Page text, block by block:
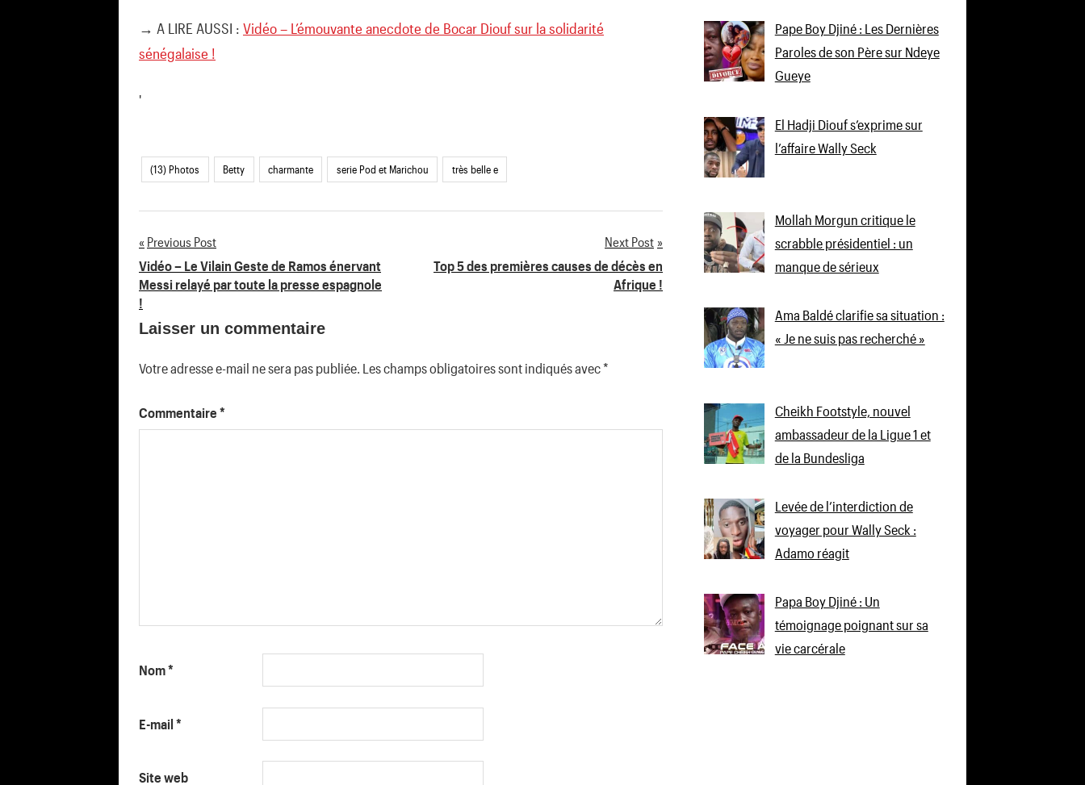
→ A LIRE AUSSI : Vidéo – L’émouvante anecdote de Bocar Diouf sur la solidarité
sénégalaise !
'
(13) Photos Betty charmante serie Pod et Marichou très belle e
Navigation
de
l’article
Previous Post
Vidéo – Le Vilain Geste de Ramos énervant
Messi relayé par toute la presse espagnole
!
Next Post
Top 5 des premières causes de décès en
Afrique !
Laisser un commentaire
Votre adresse e-mail ne sera pas publiée. Les champs obligatoires sont indiqués avec*
Commentaire *
Nom*
E-mail *
Site web
Pape Boy Djiné : Les Dernières
Paroles de son Père sur Ndeye
Gueye
El Hadji Diouf s’exprime sur
l’affaire Wally Seck
Mollah Morgun critique le
scrabble présidentiel : un
manque de sérieux
Ama Baldé clarifie sa situation :
« Je ne suis pas recherché »
Cheikh Footstyle, nouvel
ambassadeur de la Ligue 1 et
de la Bundesliga
Levée de l’interdiction de
voyager pour Wally Seck :
Adamo réagit
Papa Boy Djiné : Un
témoignage poignant sur sa
vie carcérale